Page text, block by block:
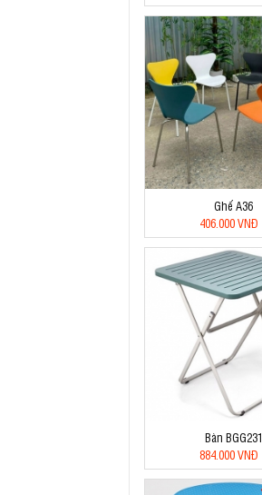
Ghế A36
406.000 VNĐ
Bàn BGG231
884.000 VNĐ